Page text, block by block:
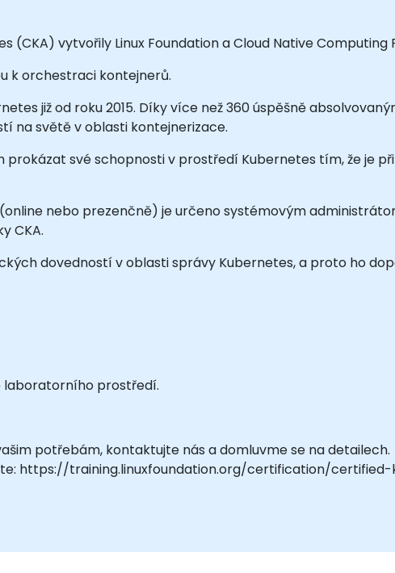
vytvořily Linux Foundation a Cloud Native Computing
k orchestraci kontejnerů.
již od roku 2015. Díky více než 360 úspěšně
na světě v oblasti kontejnerizace.
prokázat své schopnosti v prostředí Kubernetes tím, že je
nebo prezenčně) je určeno systémovým
CKA.
dovedností v oblasti správy Kubernetes, a proto ho
laboratorního prostředí.
potřebám, kontaktujte nás a domluvme se na detailech.
https://training.linuxfoundation.org/certification/